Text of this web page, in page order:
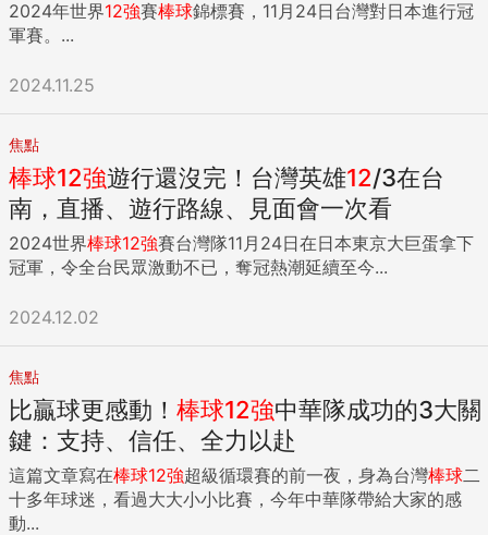
2024年世界12強賽棒球錦標賽，11月24日台灣對日本進行冠
軍賽。...
2024.11.25
焦點
棒球12強遊行還沒完！台灣英雄12/3在台
南，直播、遊行路線、見面會一次看
2024世界棒球12強賽台灣隊11月24日在日本東京大巨蛋拿下
冠軍，令全台民眾激動不已，奪冠熱潮延續至今...
2024.12.02
焦點
比贏球更感動！ 棒球12強中華隊成功的3大關
鍵：支持、信任、全力以赴
這篇文章寫在棒球12強超級循環賽的前一夜，身為台灣棒球二
十多年球迷，看過大大小小比賽，今年中華隊帶給大家的感
動...